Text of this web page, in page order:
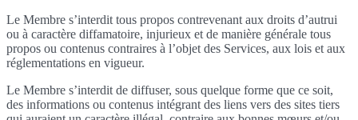
Le Membre s’interdit tous propos contrevenant aux droits d’autrui
ou à caractère diffamatoire, injurieux et de manière générale tous
propos ou contenus contraires à l’objet des Services, aux lois et aux
réglementations en vigueur.
Le Membre s’interdit de diffuser, sous quelque forme que ce soit,
des informations ou contenus intégrant des liens vers des sites tiers